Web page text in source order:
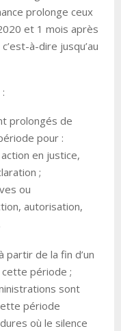
prolonge ceux
et 1 mois après
à-dire jusqu’au
prolongés de
pour :
en justice,
;
ou
autorisation,
de la fin d’un
cette période ;
sont
période
où le silence